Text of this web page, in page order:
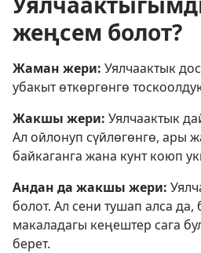
жеңсем болот?
Жаман жери: Уялчаактык
убакыт өткөргөнгө
Жакшы жери: Уялчаактык
Ал ойлонуп сүйлөгөнгө, ары
байкаганга жана кунт коюп
Андан да жакшы жери:
болот. Ал сени тушап алса
макаладагы кеңештер сага
берет.